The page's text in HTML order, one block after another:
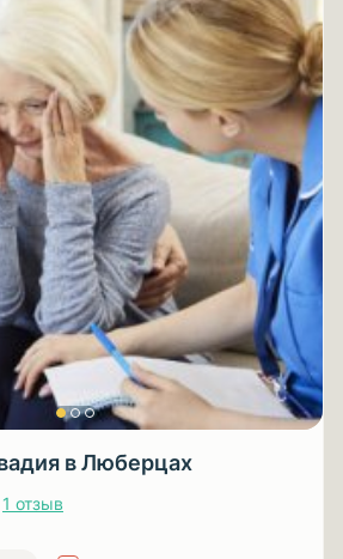
в Люберцах
1 отзыв